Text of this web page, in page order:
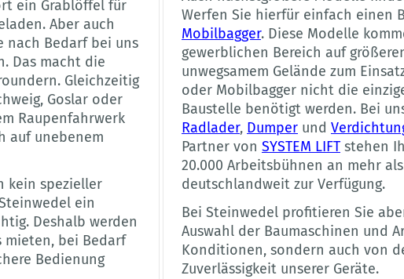
ein Grablöffel für
Aber auch
nach Bedarf bei uns
Das macht die
Gleichzeitig
Goslar oder
Raupenfahrwerk
auf unebenem
kein spezieller
ein
Deshalb werden
mieten, bei Bedarf
Bedienung
Werfen Sie hierfür einfach einen
Mobilbagger. Diese Modelle
gewerblichen Bereich auf
unwegsamem Gelände zum
oder Mobilbagger nicht die
Baustelle benötigt werden. Bei
Radlader, Dumperund
Partner von SYSTEM LIFTstehen
20.000 Arbeitsbühnen an mehr
deutschlandweit zur Verfügung.
Bei Steinwedel profitieren Sie
Auswahl der Baumaschinen und
Konditionen, sondern auch von
Zuverlässigkeit unserer Geräte.